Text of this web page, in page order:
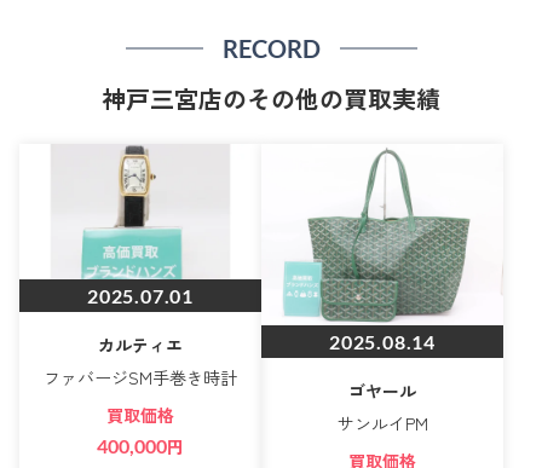
RECORD
神戸三宮店のその他の買取実績
2025.07.01
カルティエ
ファバージSM手巻き時計
買取価格
400,000円
2025.08.14
ゴヤール
サンルイPM
買取価格